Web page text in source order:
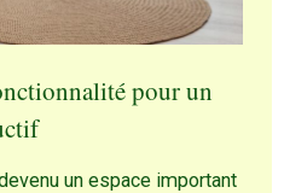
pour un
un espace important